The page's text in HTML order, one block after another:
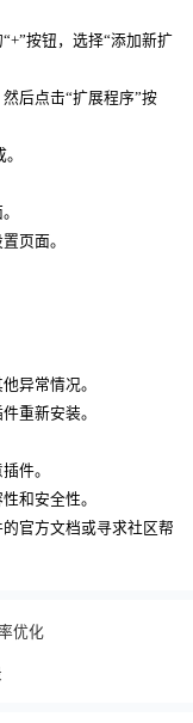
按钮，选择“添加新扩
后点击“扩展程序”按
页面。
异常情况。
重新安装。
件。
和安全性。
官方文档或寻求社区帮
优化